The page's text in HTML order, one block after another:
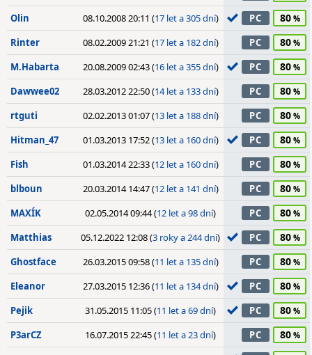
Olin 08.10.2008 20:11 (17 let a 305 dní) PC 80
Rinter 08.02.2009 21:21 (17 let a 182 dní) PC 80
M.Habarta 20.08.2009 02:43 (16 let a 355 dní) PC 80
Dawwee02 28.03.2012 22:50 (14 let a 133 dní) PC 80
rtguti 02.02.2013 01:07 (13 let a 188 dní) PC 80
Hitman_47 01.03.2013 17:52 (13 let a 160 dní) PC 80
Fish 01.03.2014 22:33 (12 let a 160 dní) PC 80
blboun 20.03.2014 14:47 (12 let a 141 dní) PC 80
MAXÍK 02.05.2014 09:44 (12 let a 98 dní) PC 80
Matthias 05.12.2022 12:08 (3 roky a 244 dní) PC 80
Ghostface 26.03.2015 09:58 (11 let a 135 dní) PC 80
Eleanor 27.03.2015 12:36 (11 let a 134 dní) PC 80
Pejik 31.05.2015 11:05 (11 let a 69 dní) PC 80
P3arCZ 16.07.2015 22:45 (11 let a 23 dní) PC 80